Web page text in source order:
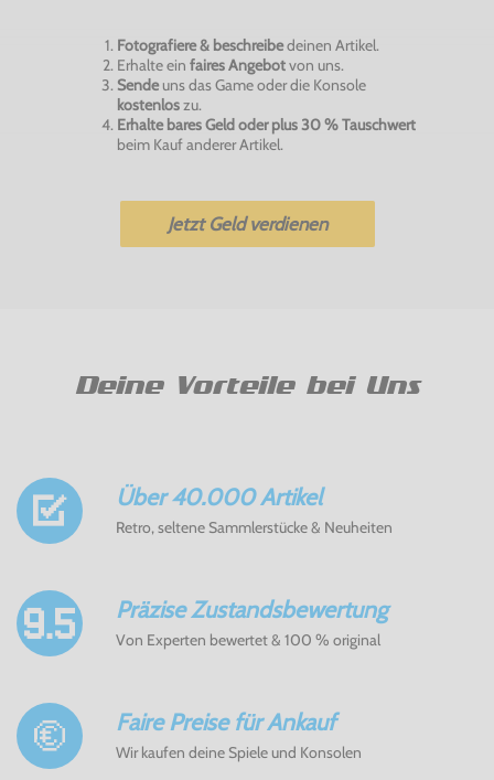
Fotografiere & beschreibedeinen Artikel.
Erhalte ein faires Angebotvon uns.
Sendeuns das Game oder die Konsole
kostenloszu.
Erhalte bares Geld oder plus 30 % Tauschwert
beim Kauf anderer Artikel.
Jetzt Geld verdienen
Deine Vorteile bei Uns
Über 40.000 Artikel
Retro, seltene Sammlerstücke & Neuheiten
Präzise Zustandsbewertung
Von Experten bewertet & 100 % original
Faire Preise für Ankauf
Wir kaufen deine Spiele und Konsolen